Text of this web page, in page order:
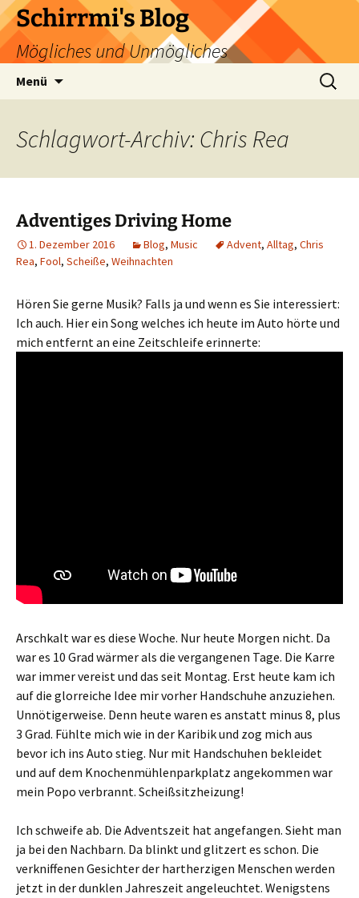
Zum
Inhalt
springen
Schirrmi's Blog
Mögliches und Unmögliches
Menü
Suchen
nach:
Schlagwort-Archiv: Chris Rea
Adventiges Driving Home
1. Dezember 2016 Blog, Music Advent, Alltag, Chris
Rea, Fool, Scheiße, Weihnachten
Hören Sie gerne Musik? Falls ja und wenn es Sie interessiert:
Ich auch. Hier ein Song welches ich heute im Auto hörte und
mich entfernt an eine Zeitschleife erinnerte:
Arschkalt war es diese Woche. Nur heute Morgen nicht. Da
war es 10 Grad wärmer als die vergangenen Tage. Die Karre
war immer vereist und das seit Montag. Erst heute kam ich
auf die glorreiche Idee mir vorher Handschuhe anzuziehen.
Unnötigerweise. Denn heute waren es anstatt minus 8, plus
3 Grad. Fühlte mich wie in der Karibik und zog mich aus
bevor ich ins Auto stieg. Nur mit Handschuhen bekleidet
und auf dem Knochenmühlenparkplatz angekommen war
mein Popo verbrannt. Scheißsitzheizung!
Ich schweife ab. Die Adventszeit hat angefangen. Sieht man
ja bei den Nachbarn. Da blinkt und glitzert es schon. Die
verkniffenen Gesichter der hartherzigen Menschen werden
jetzt in der dunklen Jahreszeit angeleuchtet. Wenigstens